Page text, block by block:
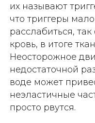
их называют
что триггеры
расслабиться,
кровь, в итоге
Неосторожное
недостаточной
воде может
неэластичные
просто рвутся.